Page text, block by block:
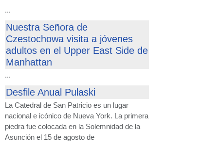
...
Nuestra Señora de
Czestochowa visita a jóvenes
adultos en el Upper East Side de
Manhattan
...
Desfile Anual Pulaski
La Catedral de San Patricio es un lugar
nacional e icónico de Nueva York. La primera
piedra fue colocada en la Solemnidad de la
Asunción el 15 de agosto de